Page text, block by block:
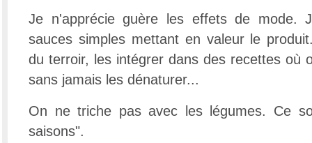
Je n'apprécie guère les effets de mode.
sauces simples mettant en valeur le
du terroir, les intégrer dans des recettes où
sans jamais les dénaturer...
On ne triche pas avec les légumes. Ce
saisons".